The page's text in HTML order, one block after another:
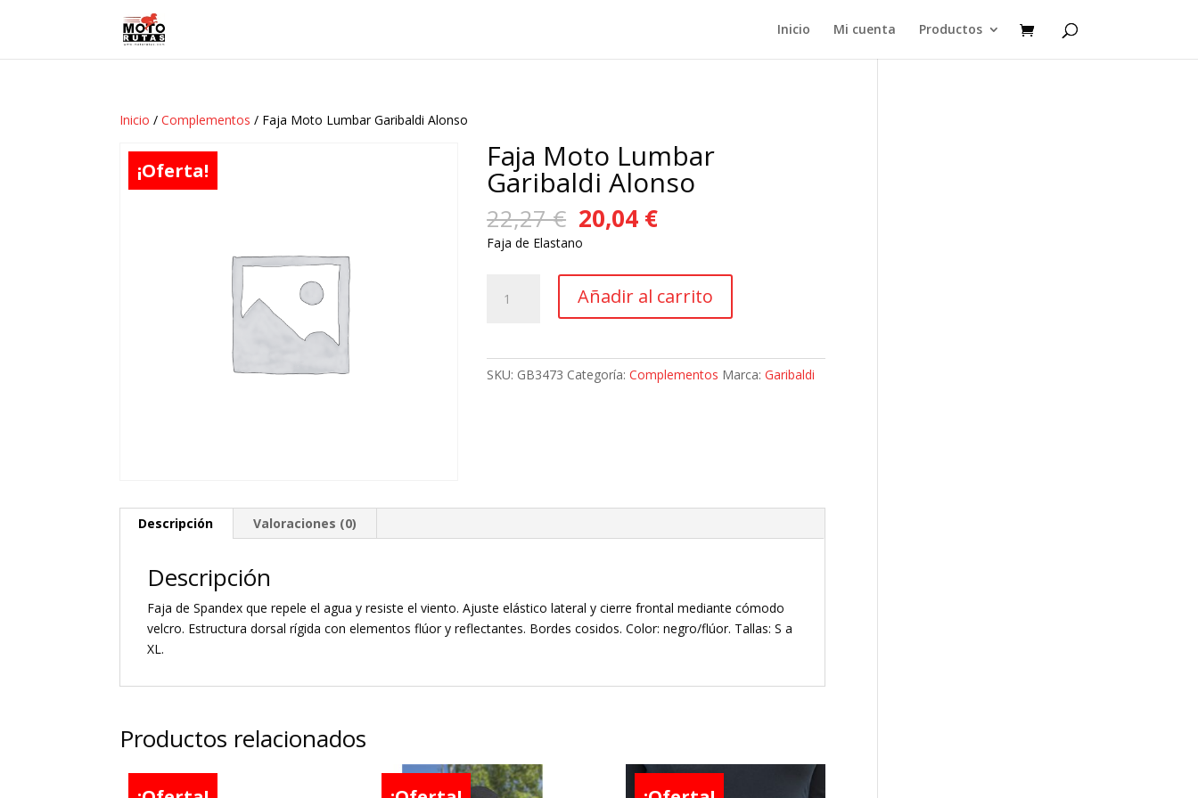
Inicio Mi cuenta Productos
Inicio /Complementos / Faja Moto Lumbar Garibaldi Alonso
¡Oferta! Faja Moto Lumbar
Garibaldi Alonso
22,27€ El
precio
original
era:
22,27 €.
20,04 €El
es:
20,04 €.
Faja de Elastano
Moto
Añadir al carrito
SKU: GB3473 Categoría:Complementos Marca:Garibaldi
Descripción Valoraciones (0)
Descripción
Faja de Spandex que repele el agua y resiste el viento. Ajuste elástico lateral y cierre frontal mediante cómodo
velcro. Estructura dorsal rígida con elementos flúor y reflectantes. Bordes cosidos. Color: negro/flúor. Tallas: S a
XL.
Productos relacionados